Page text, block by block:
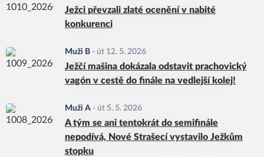
Ježci převzali zlaté ocenění v nabité
konkurenci
Muži B - út 12. 5. 2026
Ježčí mašina dokázala odstavit prachovický
vagón v cestě do finále na vedlejší kolej!
Muži A - út 5. 5. 2026
A tým se ani tentokrát do semifinále
nepodívá, Nové Strašecí vystavilo Ježkům
stopku